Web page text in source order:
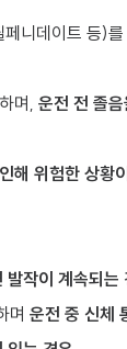
니데이트 등)를
며, 운전 전 졸
해 위험한 상황
발작이 계속되는
며 운전 중 신체